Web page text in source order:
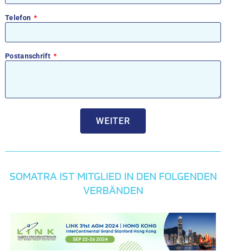
Telefon
Postanschrift
WEITER
SOMATRA IST MITGLIED IN DEN FOLGENDEN
VERBÄNDEN